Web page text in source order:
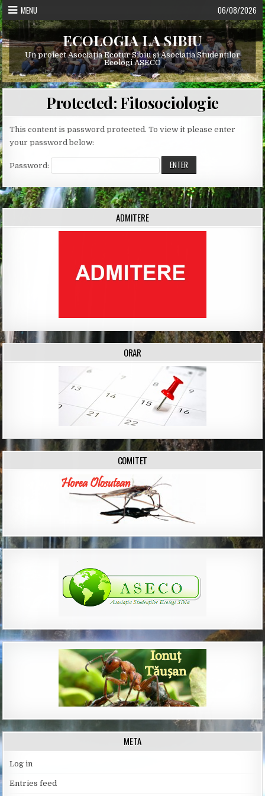
Skip
to
content
MENU 06/08/2026
ECOLOGIA LA SIBIU
Un proiect Asociația Ecotur Sibiu și Asociația Studenților
Ecologi ASECO
Protected: Fitosociologie
This content is password protected. To view it please enter
your password below:
Password:
ADMITERE
ORAR
COMITET
META
Log in
Entries feed